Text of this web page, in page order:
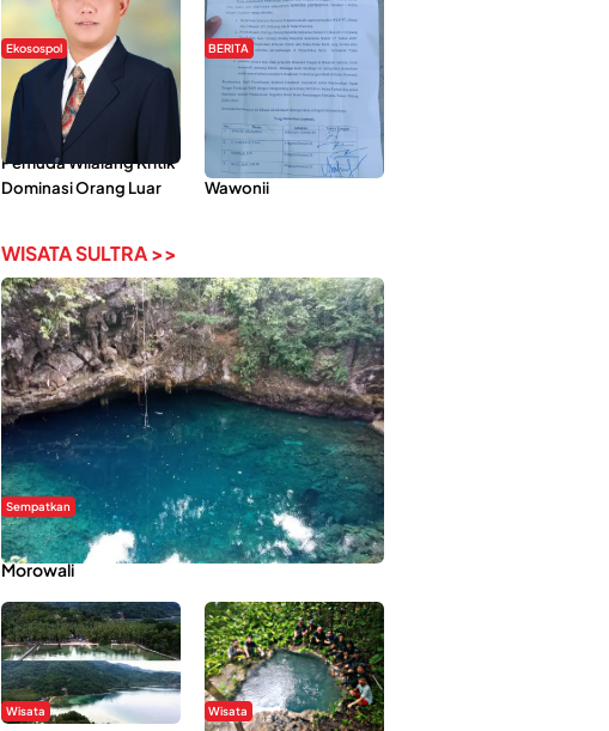
Ekosospol
Slogan Pemberdayaan
Lokal Dinilai Hanya
Pemanis, Tokoh
Pemuda Wilalang Kritik
Dominasi Orang Luar
BERITA
Hipmawani Bersama
DPRD Sultra Sepakati
RDP Perihal IUP
Pertambangan di Pulau
Wawonii
WISATA SULTRA >>
Sempatkan
Danau Rebi-Rebi, Pesona Alam Tersembunyi di
Morowali
Wisata Wisata